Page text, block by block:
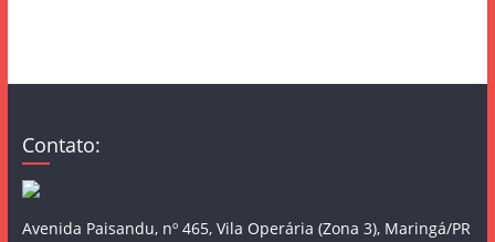
Contato:
Avenida Paisandu, nº 465, Vila Operária (Zona 3), Maringá/PR